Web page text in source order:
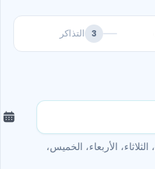
3 التذاكر
الثلاثاء، الأربعاء، الخميس،